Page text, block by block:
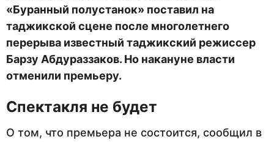
«Буранный полустанок» поставил на
таджикской сцене после многолетнего
перерыва известный таджикский режиссер
Барзу Абдураззаков. Но накануне власти
отменили премьеру.
Спектакля не будет
О том, что премьера не состоится, сообщил в